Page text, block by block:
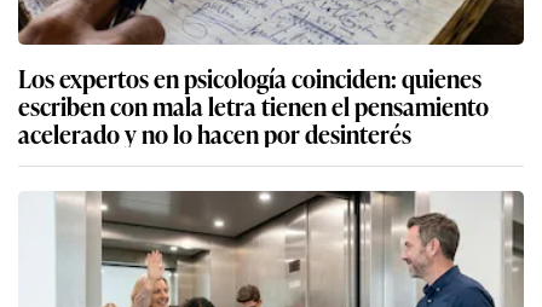
Los expertos en psicología coinciden: quienes
escriben con mala letra tienen el pensamiento
acelerado y no lo hacen por desinterés